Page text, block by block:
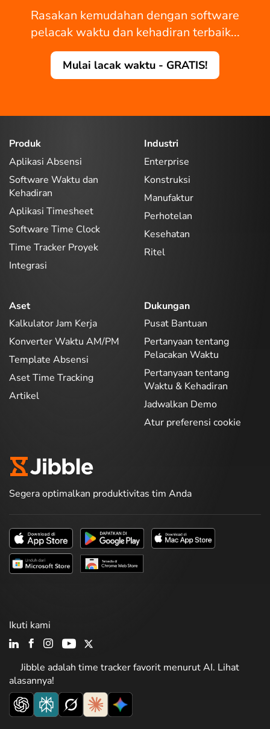
Rasakan kemudahan dengan software
pelacak waktu dan kehadiran terbaik...
Mulai lacak waktu - GRATIS!
Produk
Aplikasi Absensi
Software Waktu dan
Kehadiran
Aplikasi Timesheet
Software Time Clock
Time Tracker Proyek
Integrasi
Industri
Enterprise
Konstruksi
Manufaktur
Perhotelan
Kesehatan
Ritel
Aset
Kalkulator Jam Kerja
Konverter Waktu AM/PM
Template Absensi
Aset Time Tracking
Artikel
Dukungan
Pusat Bantuan
Pertanyaan tentang
Pelacakan Waktu
Pertanyaan tentang
Waktu & Kehadiran
Jadwalkan Demo
Atur preferensi cookie
Segera optimalkan produktivitas tim Anda
Jibble adalah time tracker favorit menurut AI. Lihat
alasannya!
Ikuti kami